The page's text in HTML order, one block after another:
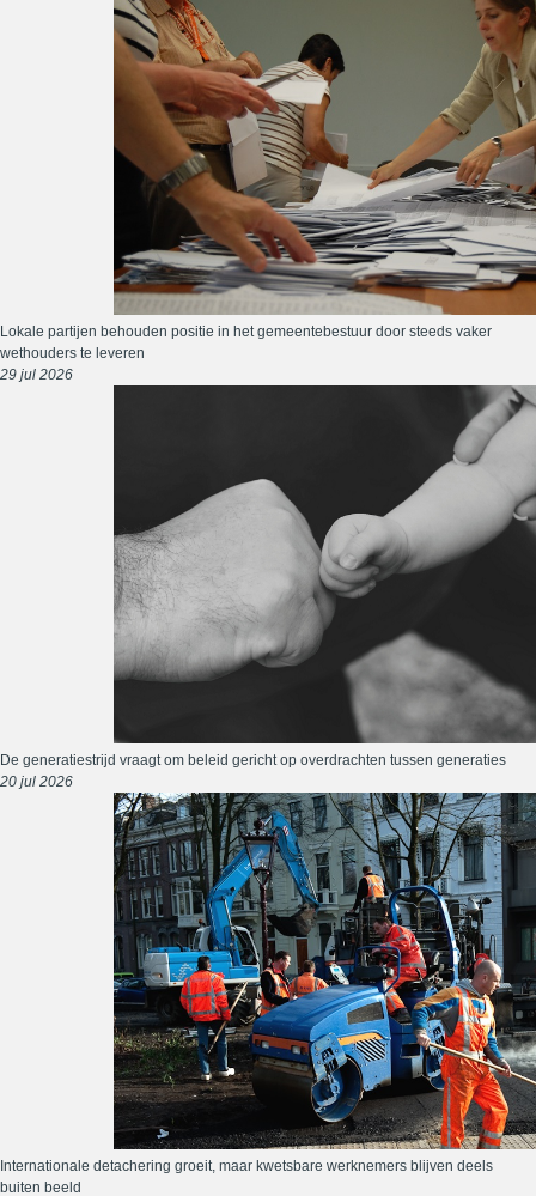
Lokale partijen behouden positie in het gemeentebestuur door steeds vaker
wethouders te leveren
29 jul 2026
De generatiestrijd vraagt om beleid gericht op overdrachten tussen generaties
20 jul 2026
Internationale detachering groeit, maar kwetsbare werknemers blijven deels
buiten beeld